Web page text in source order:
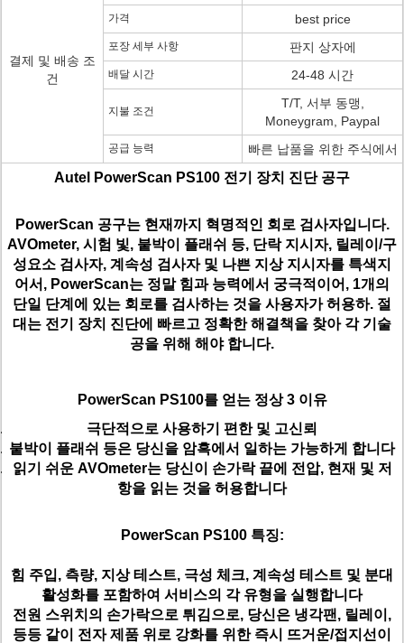
결제 및 배송 조
건
가격 best price
포장 세부 사항 판지 상자에
배달 시간 24-48 시간
지불 조건
T/T, 서부 동맹,
Moneygram, Paypal
공급 능력 빠른 납품을 위한 주식에서
Autel PowerScan PS100 전기 장치 진단 공구
PowerScan 공구는 현재까지 혁명적인 회로 검사자입니다.
AVOmeter, 시험 빛, 붙박이 플래쉬 등, 단락 지시자, 릴레이/구
성요소 검사자, 계속성 검사자 및 나쁜 지상 지시자를 특색지
어서, PowerScan는 정말 힘과 능력에서 궁극적이어, 1개의
단일 단계에 있는 회로를 검사하는 것을 사용자가 허용하. 절
대는 전기 장치 진단에 빠르고 정확한 해결책을 찾아 각 기술
공을 위해 해야 합니다.
PowerScan PS100를 얻는 정상 3 이유
극단적으로 사용하기 편한 및 고신뢰
붙박이 플래쉬 등은 당신을 암흑에서 일하는 가능하게 합니다
읽기 쉬운 AVOmeter는 당신이 손가락 끝에 전압, 현재 및 저
항을 읽는 것을 허용합니다
PowerScan PS100 특징:
힘 주입, 측량, 지상 테스트, 극성 체크, 계속성 테스트 및 분대
활성화를 포함하여 서비스의 각 유형을 실행합니다
전원 스위치의 손가락으로 튀김으로, 당신은 냉각팬, 릴레이,
등등 같이 전자 제품 위로 강화를 위한 즉시 뜨거운/접지선이